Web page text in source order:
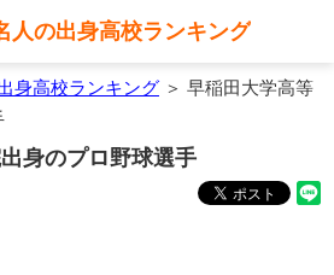
人の出身高校ランキング
身高校ランキング ＞ 早稲田大学高等
身のプロ野球選手